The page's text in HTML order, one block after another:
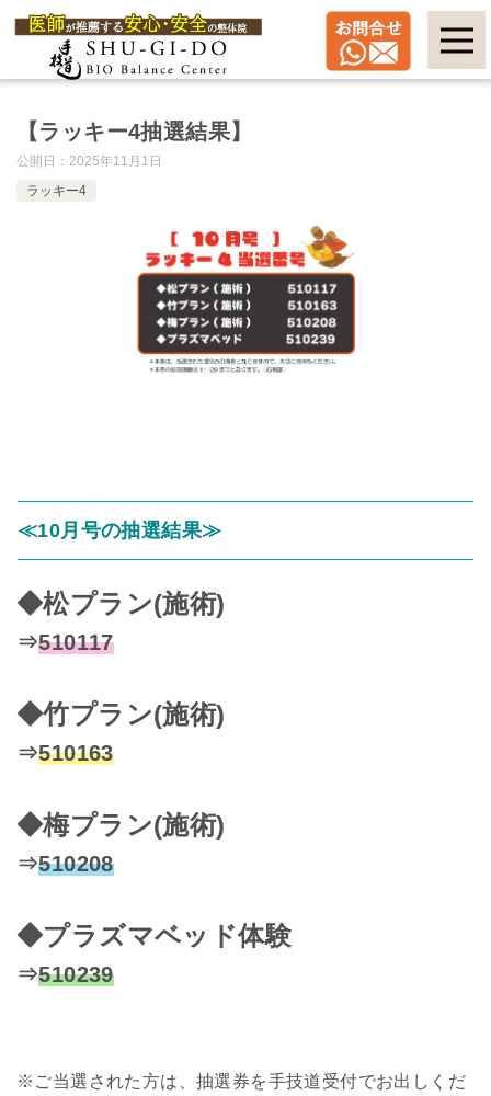
【ラッキー4抽選結果】
公開日： 2025年11月1日
ラッキー4
≪10月号の抽選結果≫
◆松プラン(施術)
⇒510117
◆竹プラン(施術)
⇒510163
◆梅プラン(施術)
⇒510208
◆プラズマベッド体験
⇒510239
※ご当選された方は、抽選券を手技道受付でお出しくだ